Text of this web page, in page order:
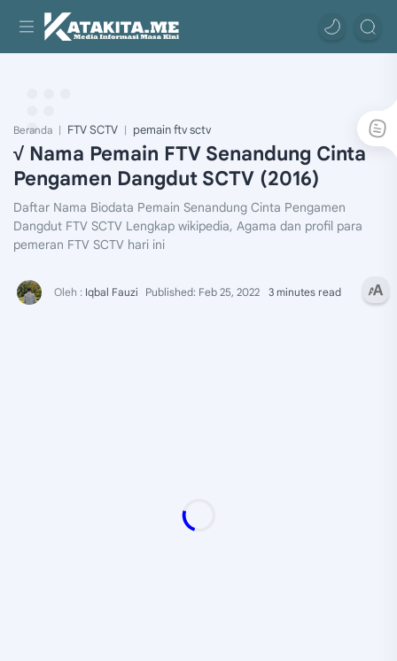
Beranda FTV SCTV pemain ftv sctv
√ Nama Pemain FTV Senandung Cinta
Pengamen Dangdut SCTV (2016)
Daftar Nama Biodata Pemain Senandung Cinta Pengamen
Dangdut FTV SCTV Lengkap wikipedia, Agama dan profil para
pemeran FTV SCTV hari ini
3 minutes read